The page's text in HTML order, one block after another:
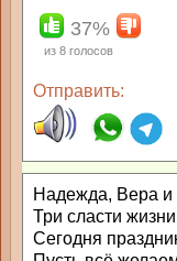
37%
из 8 голосов
Отправить:
Надежда, Вера
Три сласти
Сегодня